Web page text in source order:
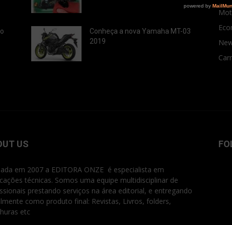
Conheça a nova Yamaha MT-03
2019
US
em 2007 a EDITORA ONZE é especialista em
técnicas. Somos uma equipe multidisciplinar de
prestando serviços na área editorial, e entregando
como produto final: Revistas, Livros, folders,
etc